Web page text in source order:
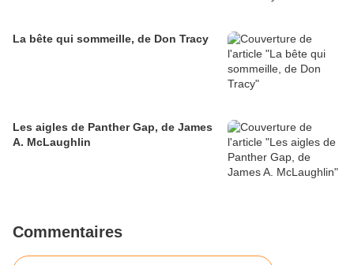
La bête qui sommeille, de Don Tracy
Les aigles de Panther Gap, de James
A. McLaughlin
Commentaires